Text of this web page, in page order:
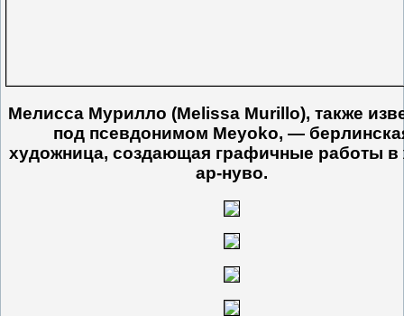
Мелисса Мурилло (Melissa Murillo), также
под псевдонимом Meyoko, —
художница, создающая графичные работы в
ар-нуво.